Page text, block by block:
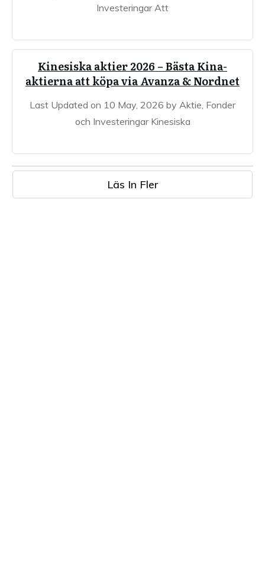
Investeringar Att
Kinesiska aktier 2026 – Bästa Kina-
aktierna att köpa via Avanza & Nordnet
Last Updated on 10 May, 2026 by Aktie, Fonder
och Investeringar Kinesiska
Läs In Fler